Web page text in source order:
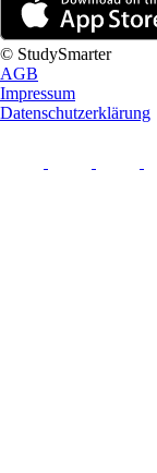
© StudySmarter
AGB
Impressum
Datenschutzerklärung